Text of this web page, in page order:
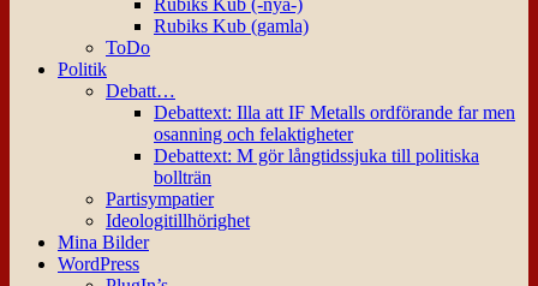
Rubiks Kub (-nya-)
Rubiks Kub (gamla)
ToDo
Politik
Debatt…
Debattext: Illa att IF Metalls ordförande far men
osanning och felaktigheter
Debattext: M gör långtidssjuka till politiska
bollträn
Partisympatier
Ideologitillhörighet
Mina Bilder
WordPress